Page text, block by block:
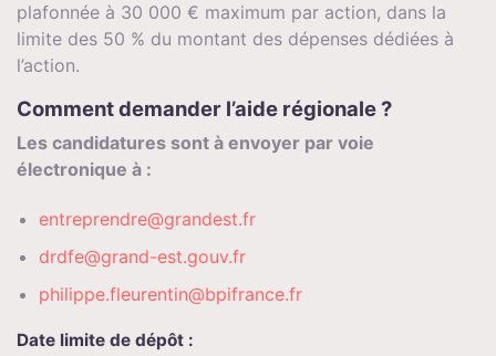
plafonnée à 30 000 € maximum par action, dans la
limite des 50 % du montant des dépenses dédiées à
l’action.
Comment demander l’aide régionale ?
Les candidatures sont à envoyer par voie
électronique à :
entreprendre@grandest.fr
drdfe@grand-est.gouv.fr
philippe.fleurentin@bpifrance.fr
Date limite de dépôt :